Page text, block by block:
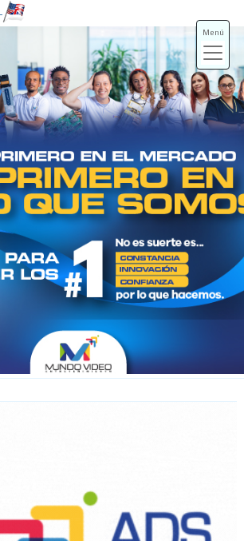
Menú